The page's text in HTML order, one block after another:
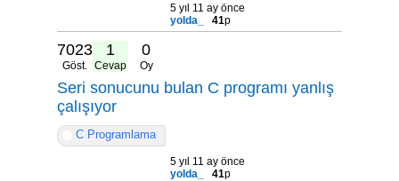
5 yıl 11 ay önce
yolda_
41p
7023
Göst.
1
Cevap
0
Oy
Seri sonucunu bulan C programı yanlış
çalışıyor
C Programlama
5 yıl 11 ay önce
yolda_
41p